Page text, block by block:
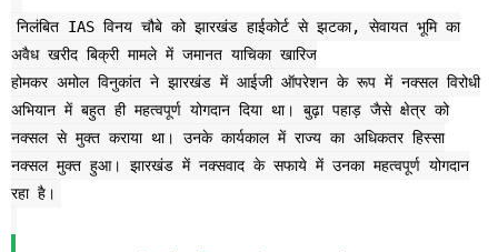
निलंबित IAS विनय चौबे को झारखंड हाईकोर्ट से झटका, सेवायत भूमि का
अवैध खरीद बिक्री मामले में जमानत याचिका खारिज
होमकर अमोल विनुकांत ने झारखंड में आईजी ऑपरेशन के रूप में नक्सल विरोधी
अभियान में बहुत ही महत्वपूर्ण योगदान दिया था। बुढ़ा पहाड़ जैसे क्षेत्र को
नक्सल से मुक्त कराया था। उनके कार्यकाल में राज्य का अधिकतर हिस्सा
नक्सल मुक्त हुआ। झारखंड में नक्सवाद के सफाये में उनका महत्वपूर्ण योगदान
रहा है।